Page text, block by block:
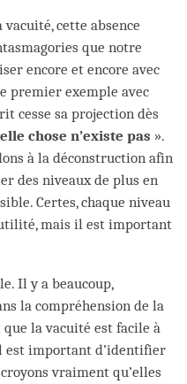
cette absence
que notre
encore et encore avec
premier exemple avec
cesse sa projection dès
chose n’existe pas ».
à la déconstruction afin
des niveaux de plus en
Certes, chaque niveau
mais il est important
Il y a beaucoup,
la compréhension de la
la vacuité est facile à
est important d’identifier
vraiment qu’elles